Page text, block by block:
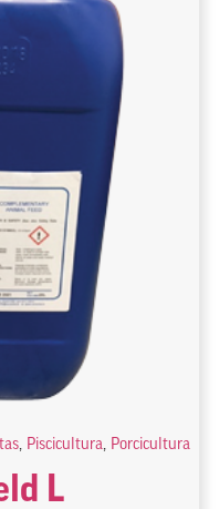
, Piscicultura, Porcicultura
L